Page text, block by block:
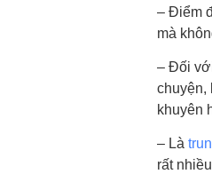
– Điểm
mà
– Đối
chuyện,
khuyên
– Là
rất